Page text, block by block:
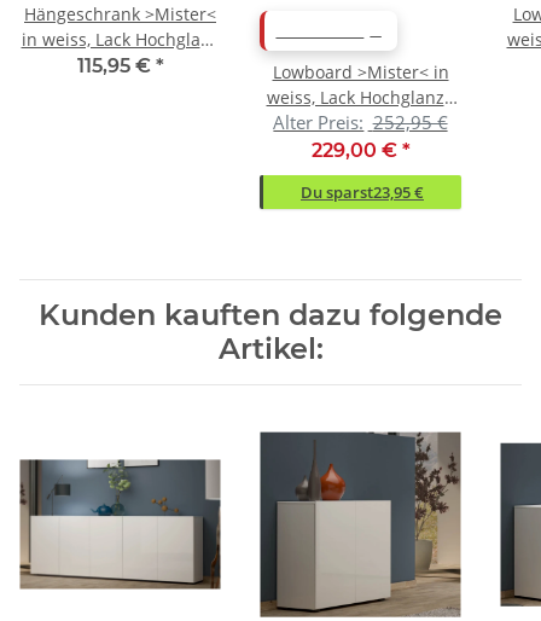
Hängeschrank >Mister<
in weiss, Lack Hochglanz
- 113x38x30cm (BxHxT)
115,95 € *
Lowboard >Mister< in
weiss, Lack Hochglanz -
225x40x38cm (BxHxT)
Alter Preis: 252,95 €
229,00 € *
Du sparst23,95 €
Kunden kauften dazu folgende
Artikel: